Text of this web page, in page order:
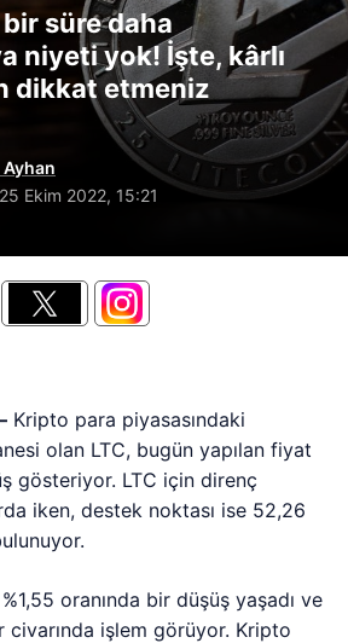
süre daha
niyeti yok! İşte, kârlı
dikkat etmeniz
Ayhan
25 Ekim 2022, 15:21
Kripto para piyasasındaki
olan LTC, bugün yapılan fiyat
gösteriyor. LTC için direnç
iken, destek noktası ise 52,26
oranında bir düşüş yaşadı ve
civarında işlem görüyor. Kripto